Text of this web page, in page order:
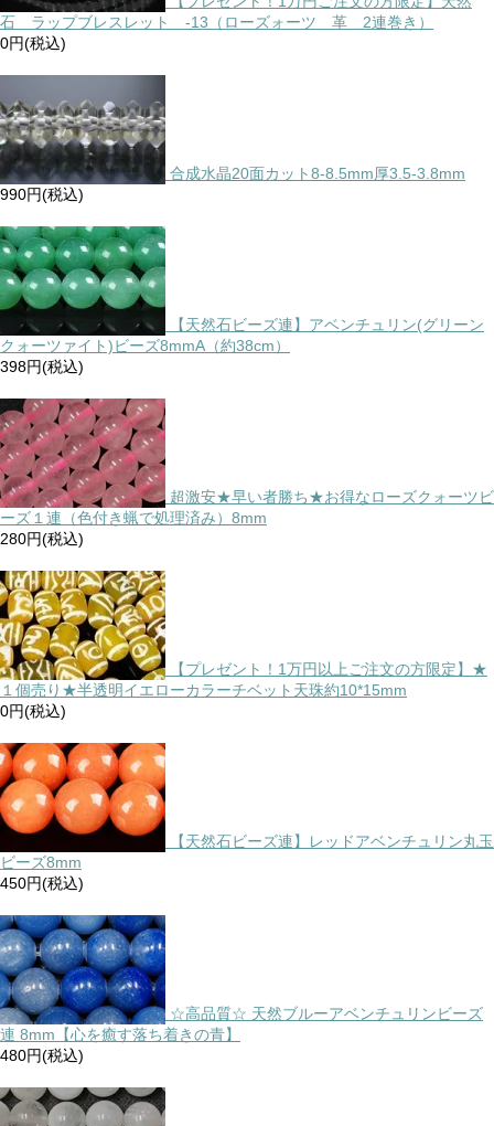
石 ラップブレスレット -13（ローズォーツ 革 2連巻き）
0円(税込)
合成水晶20面カット8-8.5mm厚3.5-3.8mm
990円(税込)
【天然石ビーズ連】アベンチュリン(グリーン
クォーツァイト)ビーズ8mmA（約38cm）
398円(税込)
超激安★早い者勝ち★お得なローズクォーツビ
ーズ１連（色付き蝋で処理済み）8mm
280円(税込)
【プレゼント！1万円以上ご注文の方限定】★
１個売り★半透明イエローカラーチベット天珠約10*15mm
0円(税込)
【天然石ビーズ連】レッドアベンチュリン丸玉
ビーズ8mm
450円(税込)
☆高品質☆ 天然ブルーアベンチュリンビーズ
連 8mm【心を癒す落ち着きの青】
480円(税込)